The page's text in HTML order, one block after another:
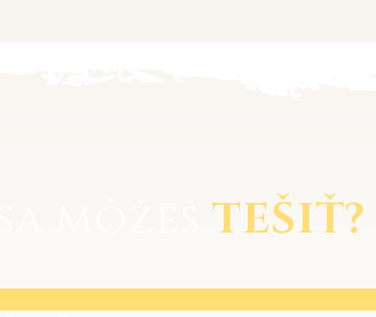
TEŠIŤ?